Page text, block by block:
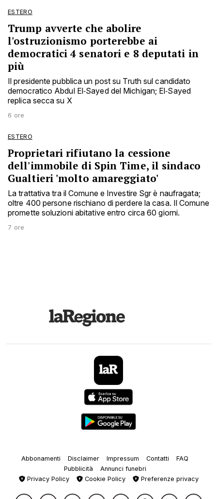
ESTERO
Trump avverte che abolire
l'ostruzionismo porterebbe ai
democratici 4 senatori e 8 deputati in
più
Il presidente pubblica un post su Truth sul candidato
democratico Abdul El‑Sayed del Michigan; El‑Sayed
replica secca su X
6 ore
ESTERO
Proprietari rifiutano la cessione
dell'immobile di Spin Time, il sindaco
Gualtieri 'molto amareggiato'
La trattativa tra il Comune e Investire Sgr è naufragata;
oltre 400 persone rischiano di perdere la casa. Il Comune
promette soluzioni abitative entro circa 60 giorni.
7 ore
Abbonamenti Disclaimer Impressum Contatti
FAQ
Pubblicità
Annunci funebri
Privacy Policy
Cookie Policy Preferenze privacy